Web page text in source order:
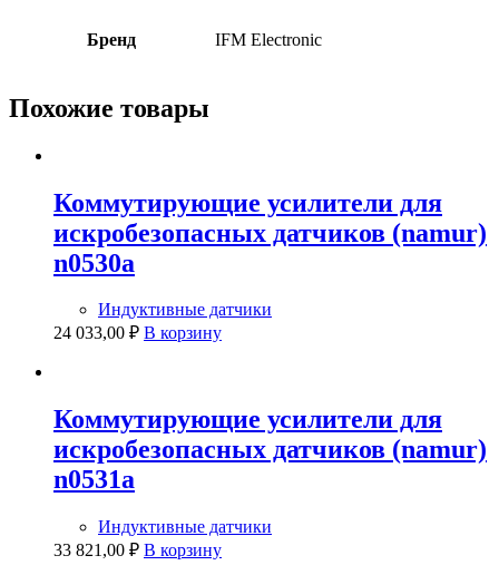
Бренд IFM Electronic
Похожие товары
Коммутирующие усилители для
искробезопасных датчиков (namur)
n0530a
Индуктивные датчики
24 033,00 ₽ В корзину
Коммутирующие усилители для
искробезопасных датчиков (namur)
n0531a
Индуктивные датчики
33 821,00 ₽ В корзину